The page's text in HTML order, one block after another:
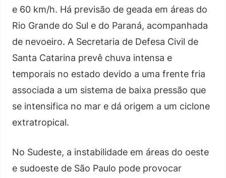
e 60 km/h. Há previsão de geada em áreas do
Rio Grande do Sul e do Paraná, acompanhada
de nevoeiro. A Secretaria de Defesa Civil de
Santa Catarina prevê chuva intensa e
temporais no estado devido a uma frente fria
associada a um sistema de baixa pressão que
se intensifica no mar e dá origem a um ciclone
extratropical.
No Sudeste, a instabilidade em áreas do oeste
e sudoeste de São Paulo pode provocar